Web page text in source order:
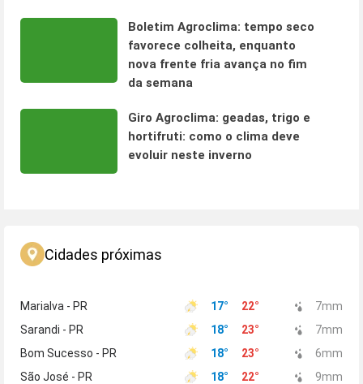
Boletim Agroclima: tempo seco
favorece colheita, enquanto
nova frente fria avança no fim
da semana
Giro Agroclima: geadas, trigo e
hortifruti: como o clima deve
evoluir neste inverno
Cidades próximas
Marialva - PR 17° 22° 7mm
Sarandi - PR
18° 23° 7mm
Bom Sucesso - PR
18° 23° 6mm
São José - PR
18° 22° 9mm